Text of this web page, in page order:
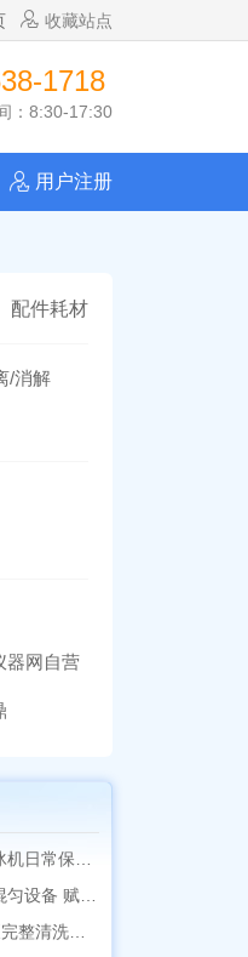
收藏站点
1718
：8:30-17:30
用户注册
配件耗材
/消解
器网自营
常保养要点
研实验稳定开展
真空泵实操指南）